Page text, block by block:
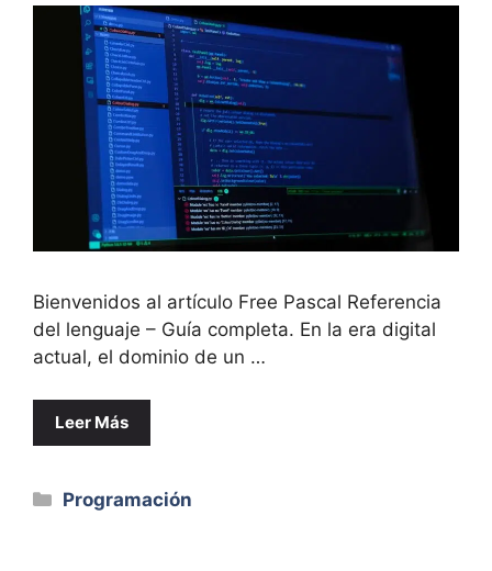
Bienvenidos al artículo Free Pascal Referencia
del lenguaje – Guía completa. En la era digital
actual, el dominio de un …
Leer Más
Categorías
Programación